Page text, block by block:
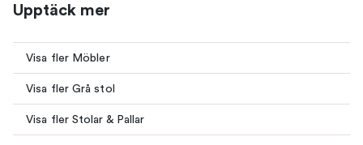
Upptäck mer
Visa fler Möbler
Visa fler Grå stol
Visa fler Stolar & Pallar